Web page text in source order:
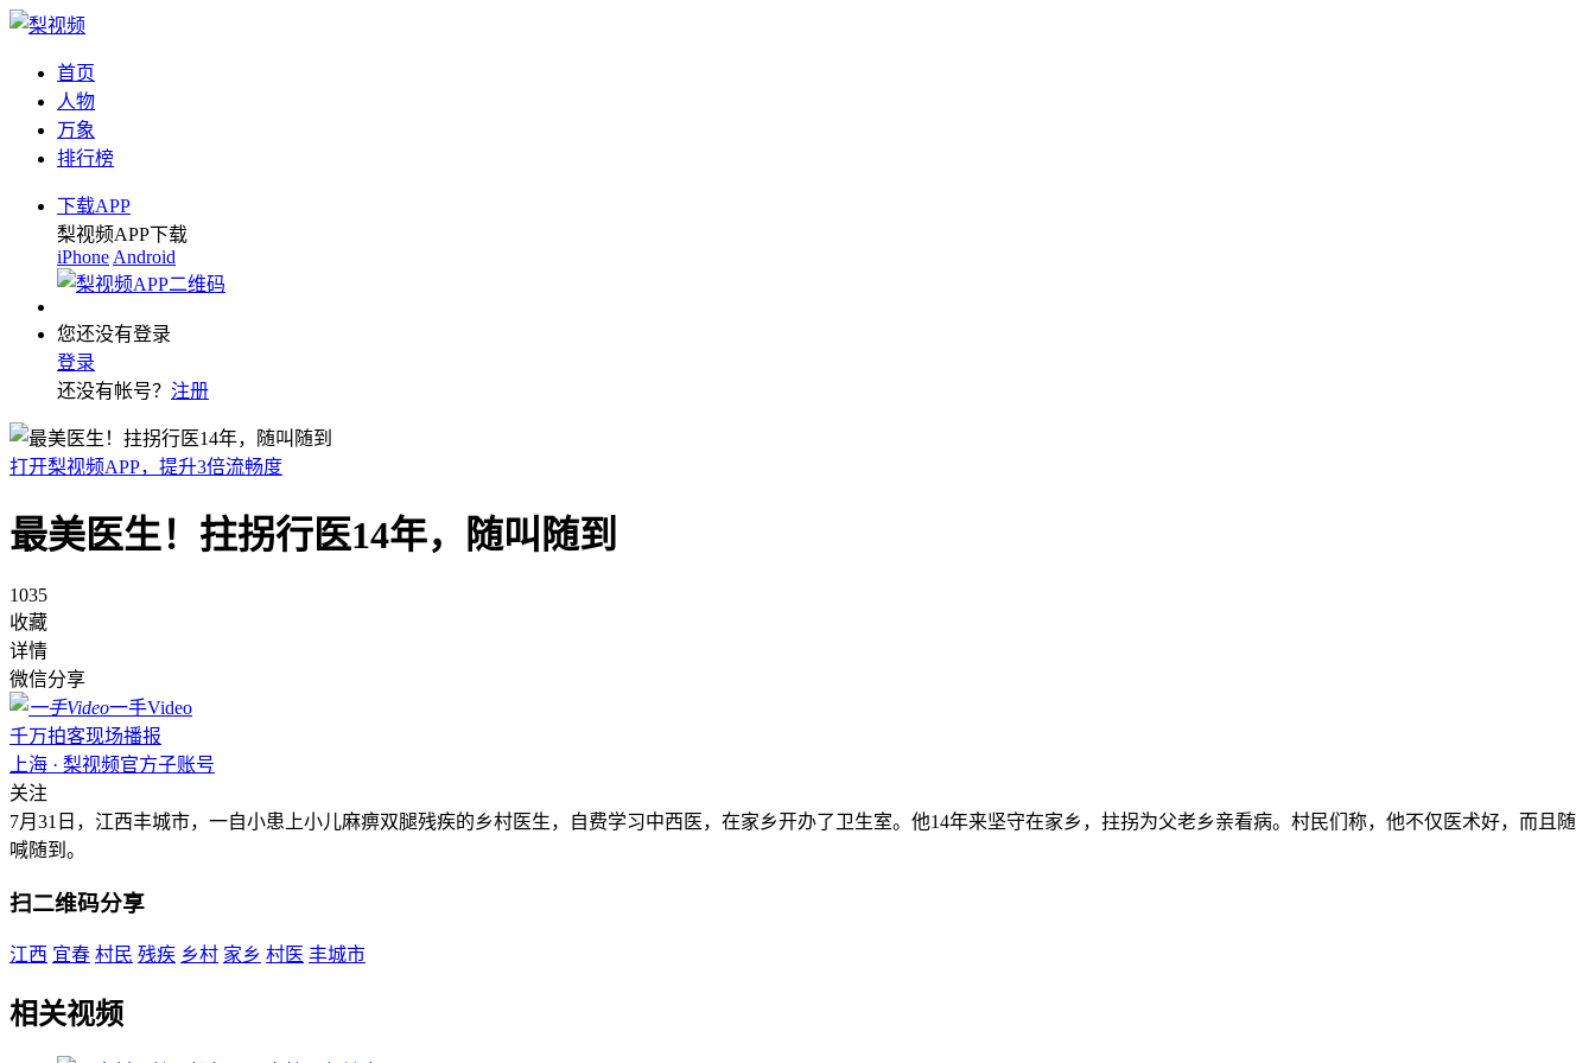
首页
人物
万象
排行榜
下载APP
梨视频APP下载
iPhone Android
您还没有登录
登录
还没有帐号？ 注册
打开梨视频APP，提升3倍流畅度
最美医生！拄拐行医14年，随叫随到
1035
收藏
详情
微信分享
一手Video
千万拍客现场播报
上海 · 梨视频官方子账号
关注
7月31日，江西丰城市，一自小患上小儿麻痹双腿残疾的乡村医生，自费学习中西医，在家乡开办了卫生室。他14年来坚守在家乡，拄拐为父老乡亲看病。村民们称，他不仅医术好，而且随
喊随到。
扫二维码分享
江西 宜春 村民 残疾 乡村 家乡 村医 丰城市
相关视频